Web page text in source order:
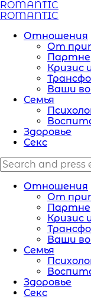
Menu
ROMANTIC
Search
Menu
ROMANTIC
Отношения
От
Кризис
Ваши
Семья
Здоровье
Секс
Search
Search
for:
Отношения
От
Кризис
Ваши
Семья
Здоровье
Секс